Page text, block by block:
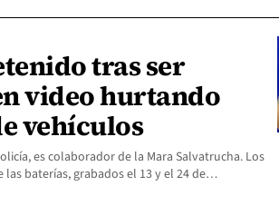
tras ser
video hurtando
vehículos
es colaborador de la Mara Salvatrucha. Los
baterías, grabados el 13 y el 24 de…